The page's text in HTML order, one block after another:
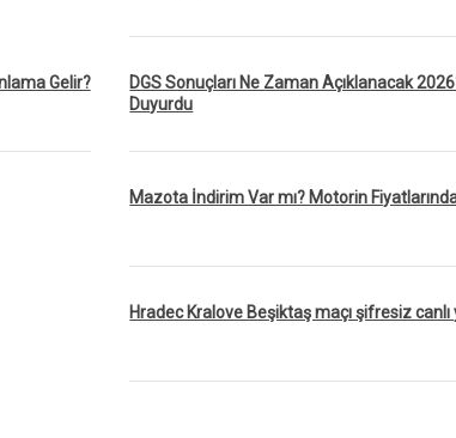
Gelir?
DGS Sonuçları Ne Zaman Açıklanacak
Duyurdu
Mazota İndirim Var mı? Motorin
Hradec Kralove Beşiktaş maçı şifresiz canlı